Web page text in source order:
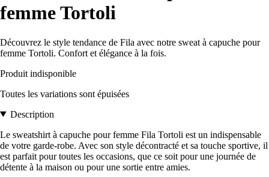
femme Tortoli
Découvrez le style tendance de Fila avec notre sweat à capuche pour
femme Tortoli. Confort et élégance à la fois.
Produit indisponible
Toutes les variations sont épuisées
Description
Le sweatshirt à capuche pour femme Fila Tortoli est un indispensable
de votre garde-robe. Avec son style décontracté et sa touche sportive, il
est parfait pour toutes les occasions, que ce soit pour une journée de
détente à la maison ou pour une sortie entre amies.